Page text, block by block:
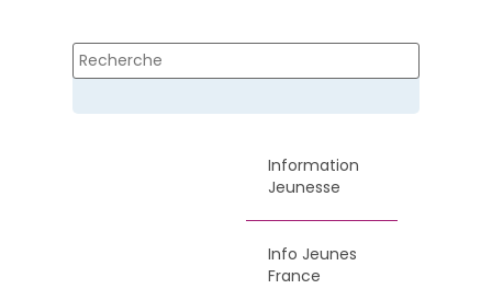
Information
Jeunesse
Info Jeunes
France